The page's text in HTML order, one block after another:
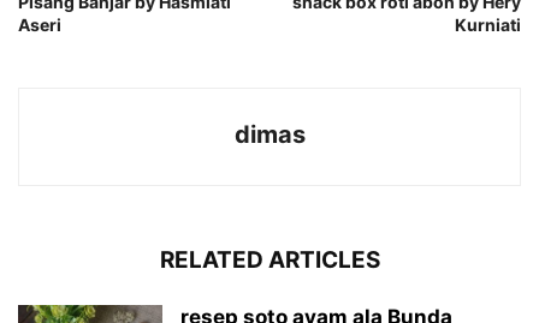
Aseri
Kurniati
dimas
RELATED ARTICLES
resep soto ayam ala Bunda